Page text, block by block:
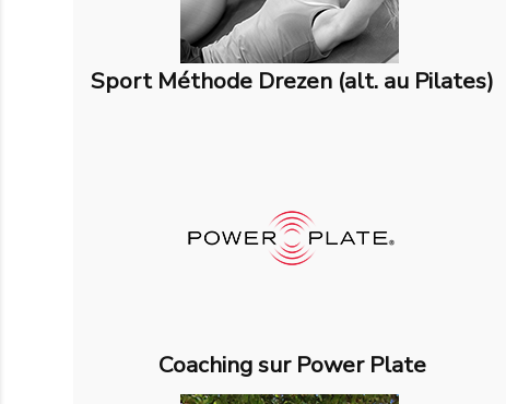
Sport Méthode Drezen (alt. au Pilates)
Coaching sur Power Plate